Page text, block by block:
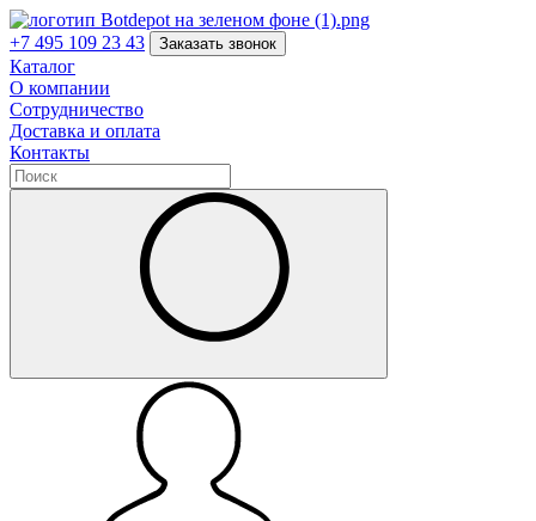
+7 495 109 23 43 Заказать звонок
Каталог
О компании
Сотрудничество
Доставка и оплата
Контакты